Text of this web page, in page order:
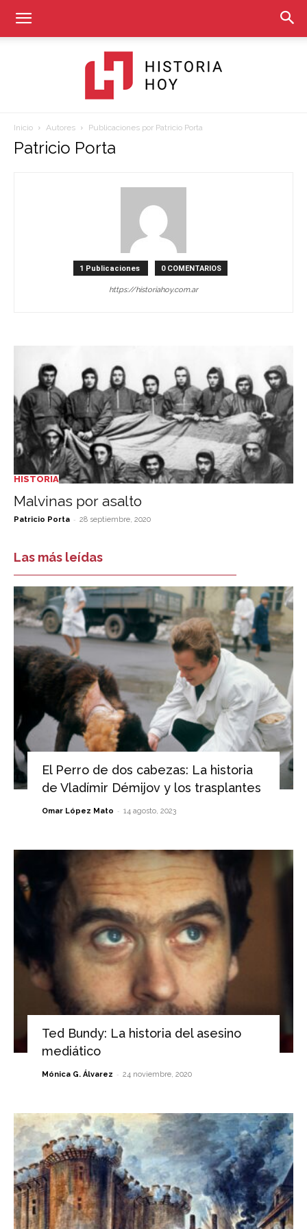
Historia
Inicio Autores Publicaciones por Patricio Porta
Patricio Porta
1 Publicaciones 0 COMENTARIOS
https://historiahoy.com.ar
HISTORIA
Malvinas por asalto
Patricio Porta - 28 septiembre, 2020
Las más leídas
El Perro de dos cabezas: La historia
de Vladímir Démijov y los trasplantes
Omar López Mato - 14 agosto, 2023
Ted Bundy: La historia del asesino
mediático
Mónica G. Álvarez - 24 noviembre, 2020